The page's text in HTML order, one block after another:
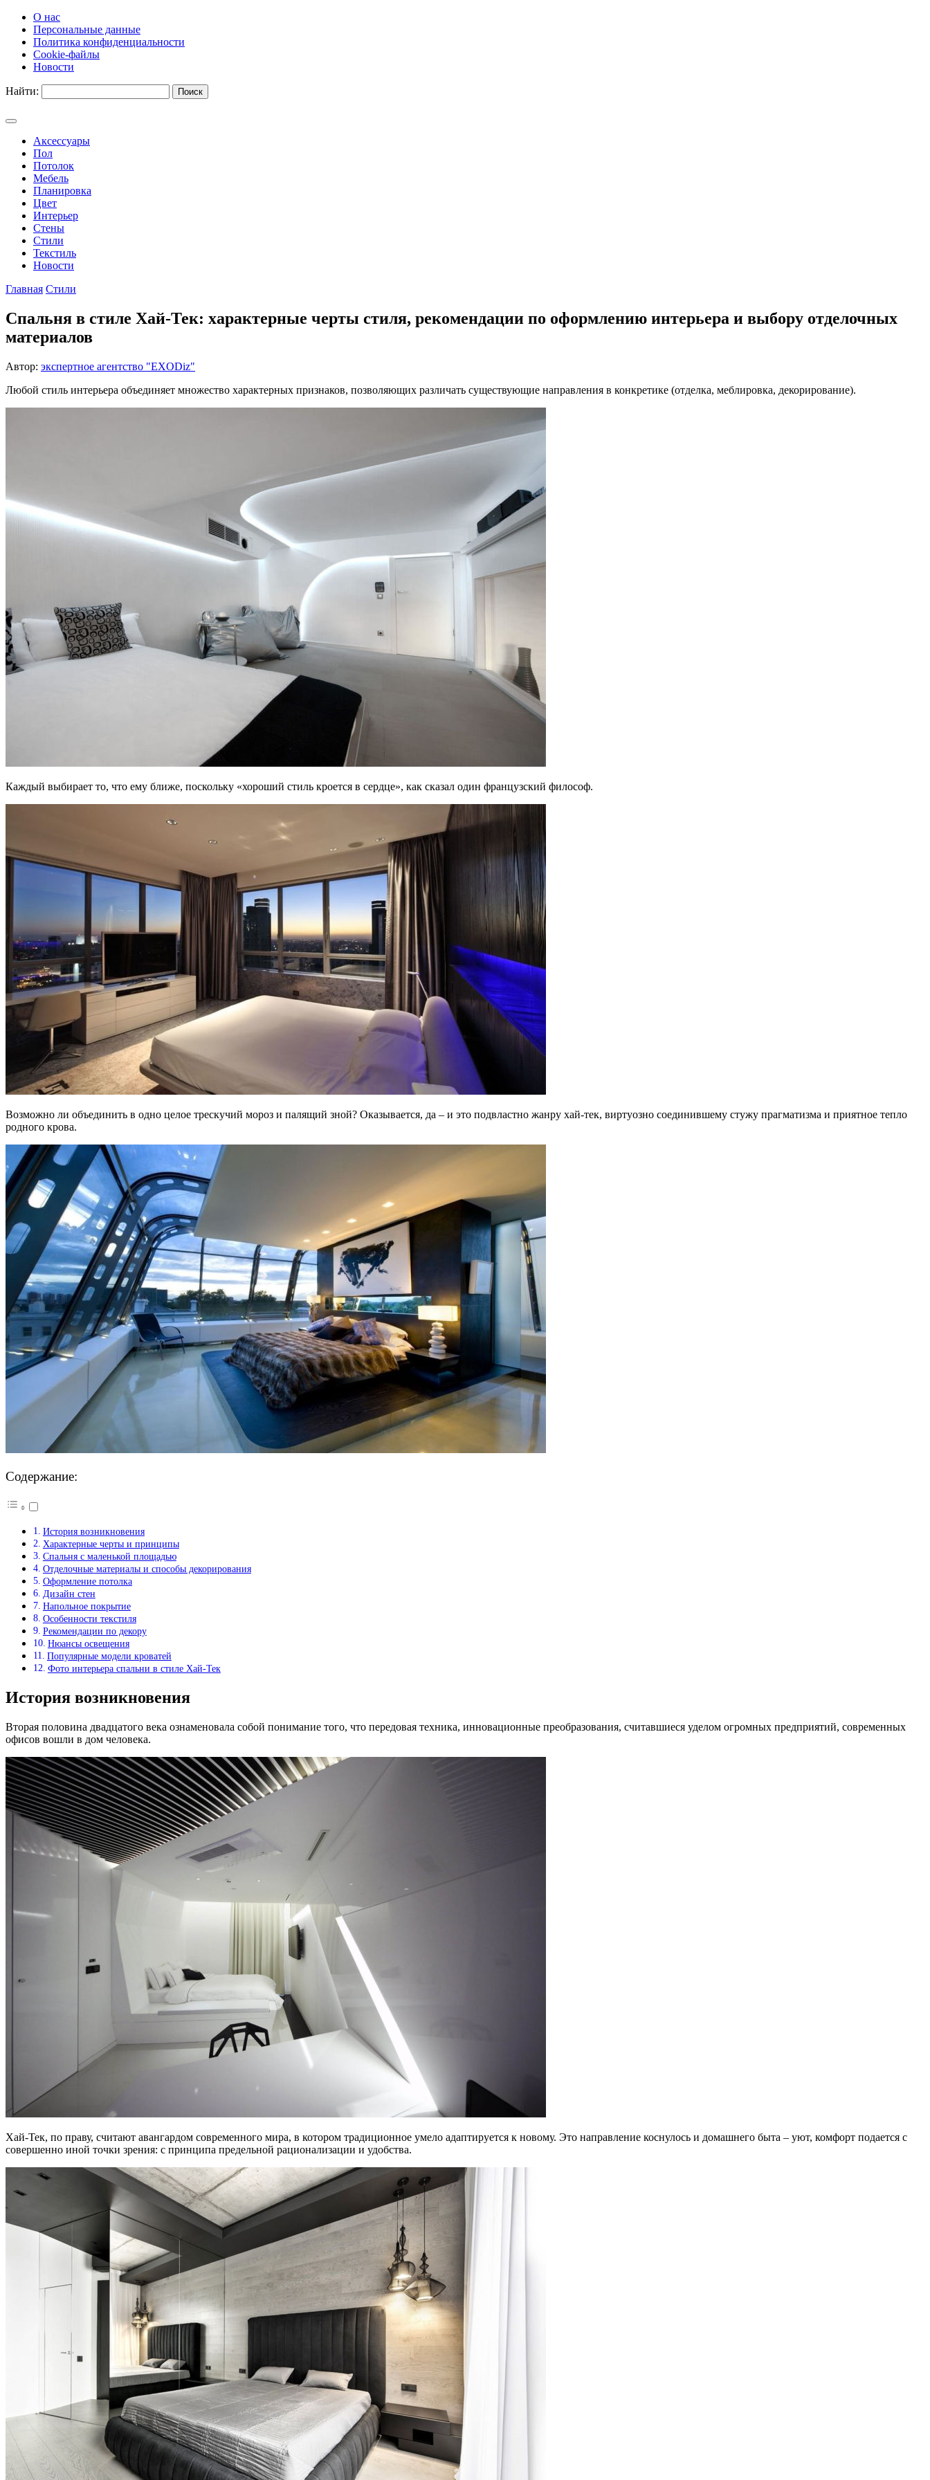
О нас
Персональные данные
Политика конфиденциальности
Cookie-файлы
Новости
Найти:
Аксессуары
Пол
Потолок
Мебель
Планировка
Цвет
Интерьер
Стены
Стили
Текстиль
Новости
Главная Стили
Спальня в стиле Хай-Тек: характерные черты стиля, рекомендации по оформлению интерьера и выбору отделочных
материалов
Автор: экспертное агентство "EXODiz"
Любой стиль интерьера объединяет множество характерных признаков, позволяющих различать существующие направления в конкретике (отделка, меблировка, декорирование).
Каждый выбирает то, что ему ближе, поскольку «хороший стиль кроется в сердце», как сказал один французский философ.
Возможно ли объединить в одно целое трескучий мороз и палящий зной? Оказывается, да – и это подвластно жанру хай-тек, виртуозно соединившему стужу прагматизма и приятное тепло
родного крова.
Содержание:
История возникновения
Характерные черты и принципы
Спальня с маленькой площадью
Отделочные материалы и способы декорирования
Оформление потолка
Дизайн стен
Напольное покрытие
Особенности текстиля
Рекомендации по декору
Нюансы освещения
Популярные модели кроватей
Фото интерьера спальни в стиле Хай-Тек
История возникновения
Вторая половина двадцатого века ознаменовала собой понимание того, что передовая техника, инновационные преобразования, считавшиеся уделом огромных предприятий, современных
офисов вошли в дом человека.
Хай-Тек, по праву, считают авангардом современного мира, в котором традиционное умело адаптируется к новому. Это направление коснулось и домашнего быта – уют, комфорт подается с
совершенно иной точки зрения: с принципа предельной рационализации и удобства.